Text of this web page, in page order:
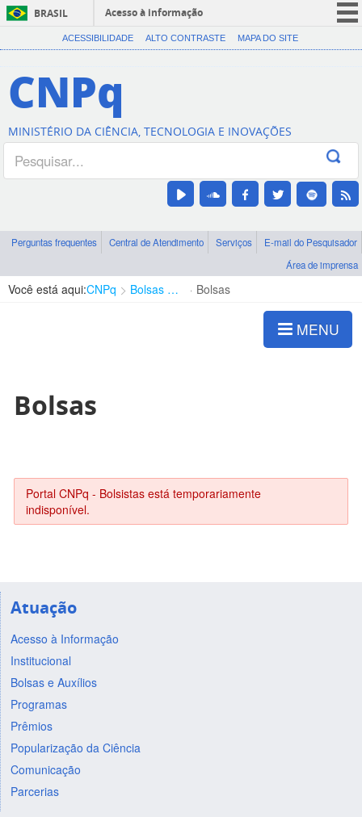
BRASIL
Acesso à informação
CORONAVÍRUS (COVID-19)
Canais
ACESSIBILIDADE ALTO CONTRASTE MAPA DO SITE
CNPq
MINISTÉRIO DA CIÊNCIA, TECNOLOGIA E INOVAÇÕES
Perguntas frequentes Central de Atendimento Serviços
E-mail do Pesquisador
Área de imprensa
Você está aqui:CNPq Bolsas e Auxílios Vigentes Bolsas
MENU
Bolsas
Portal CNPq - Bolsistas está temporariamente
indisponível.
Atuação
Acesso à Informação
Institucional
Bolsas e Auxílios
Programas
Prêmios
Popularização da Ciência
Comunicação
Parcerias